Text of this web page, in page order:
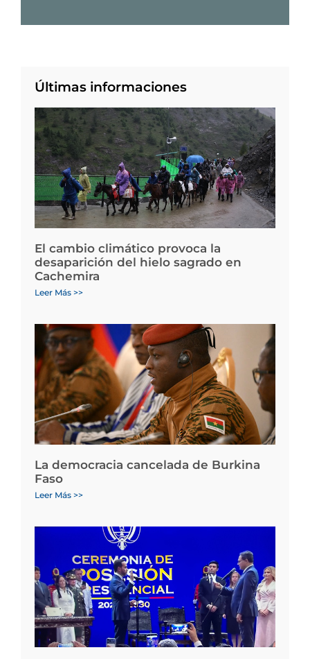
Últimas informaciones
El cambio climático provoca la
desaparición del hielo sagrado en
Cachemira
Leer Más >>
La democracia cancelada de Burkina
Faso
Leer Más >>